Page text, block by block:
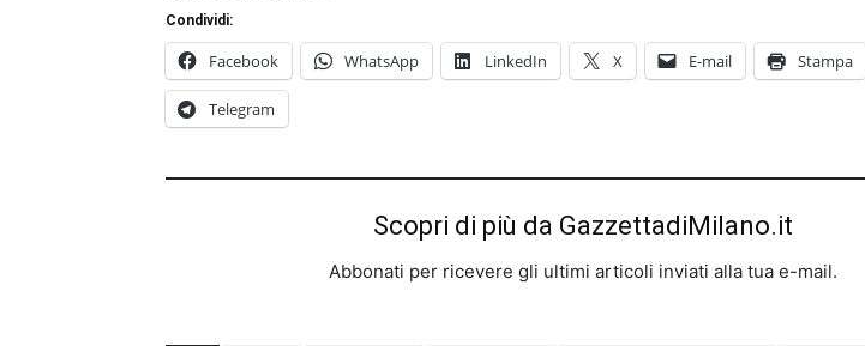
Condividi:
Facebook WhatsApp LinkedIn X E-mail Stampa
Telegram
Scopri di più da GazzettadiMilano.it
Abbonati per ricevere gli ultimi articoli inviati alla tua e-mail.